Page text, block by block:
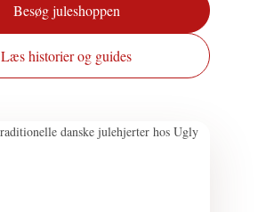
Besøg juleshoppen
Læs historier og guides